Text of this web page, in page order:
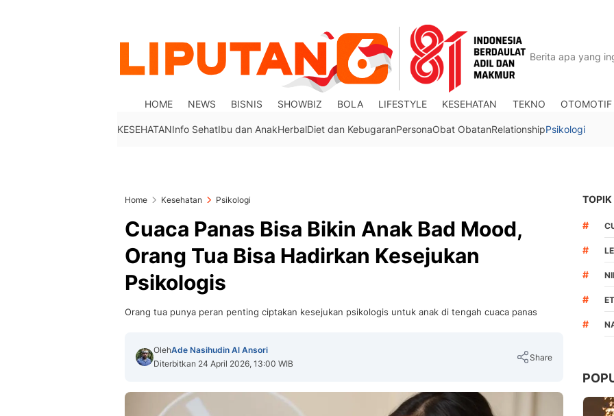
HOME NEWS BISNIS SHOWBIZ BOLA LIFESTYLE KESEHATAN TEKNO OTOMOTIF
KESEHATANInfo SehatIbu dan AnakHerbalDiet dan KebugaranPersonaObat ObatanRelationshipPsikologi
Home Kesehatan Psikologi
Cuaca Panas Bisa Bikin Anak Bad Mood,
Orang Tua Bisa Hadirkan Kesejukan
Psikologis
Orang tua punya peran penting ciptakan kesejukan psikologis untuk anak di tengah cuaca panas
OlehAde Nasihudin Al Ansori
Diterbitkan 24 April 2026, 13:00 WIB
Share
TOPIK
#
#
#
#
#